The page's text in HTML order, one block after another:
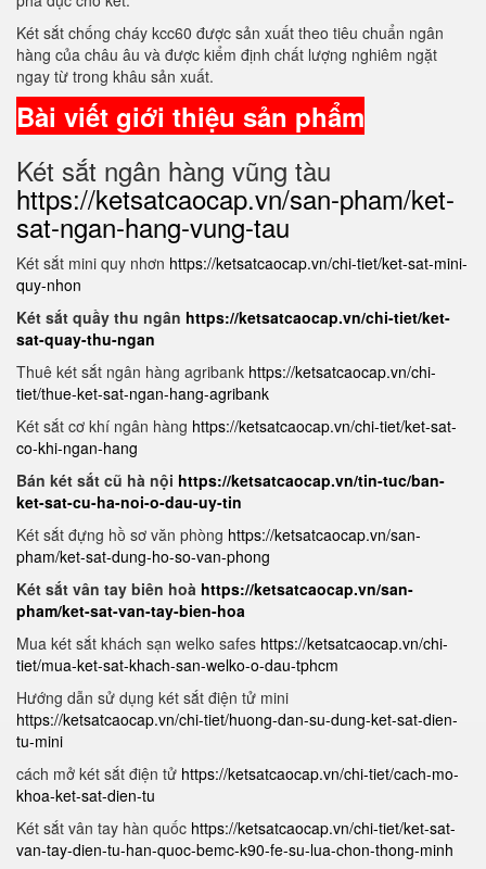
Két sắt chống cháy kcc60 được sản xuất theo tiêu chuẩn ngân
hàng của châu âu và được kiểm định chất lượng nghiêm ngặt
ngay từ trong khâu sản xuất.
Bài viết giới thiệu sản phẩm
Két sắt ngân hàng vũng tàu
https://ketsatcaocap.vn/san-pham/ket-
sat-ngan-hang-vung-tau
Két sắt mini quy nhơn https://ketsatcaocap.vn/chi-tiet/ket-sat-mini-
quy-nhon
Két sắt quầy thu ngân https://ketsatcaocap.vn/chi-tiet/ket-
sat-quay-thu-ngan
Thuê két sắt ngân hàng agribank https://ketsatcaocap.vn/chi-
tiet/thue-ket-sat-ngan-hang-agribank
Két sắt cơ khí ngân hàng https://ketsatcaocap.vn/chi-tiet/ket-sat-
co-khi-ngan-hang
Bán két sắt cũ hà nội https://ketsatcaocap.vn/tin-tuc/ban-
ket-sat-cu-ha-noi-o-dau-uy-tin
Két sắt đựng hồ sơ văn phòng https://ketsatcaocap.vn/san-
pham/ket-sat-dung-ho-so-van-phong
Két sắt vân tay biên hoà https://ketsatcaocap.vn/san-
pham/ket-sat-van-tay-bien-hoa
Mua két sắt khách sạn welko safes https://ketsatcaocap.vn/chi-
tiet/mua-ket-sat-khach-san-welko-o-dau-tphcm
Hướng dẫn sử dụng két sắt điện tử mini
https://ketsatcaocap.vn/chi-tiet/huong-dan-su-dung-ket-sat-dien-
tu-mini
cách mở két sắt điện tử https://ketsatcaocap.vn/chi-tiet/cach-mo-
khoa-ket-sat-dien-tu
Két sắt vân tay hàn quốc https://ketsatcaocap.vn/chi-tiet/ket-sat-
van-tay-dien-tu-han-quoc-bemc-k90-fe-su-lua-chon-thong-minh